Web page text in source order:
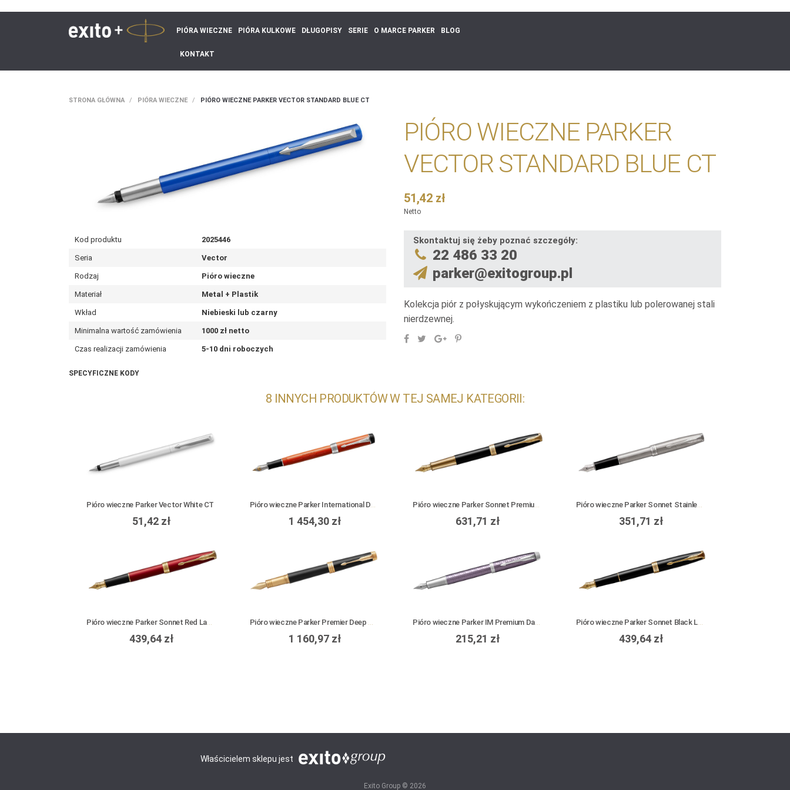
PIÓRA WIECZNE PIÓRA KULKOWE DŁUGOPISY SERIE O MARCE PARKER BLOG
KONTAKT
STRONA GŁÓWNA PIÓRA WIECZNE PIÓRO WIECZNE PARKER VECTOR STANDARD BLUE CT
PIÓRO WIECZNE PARKER
VECTOR STANDARD BLUE CT
51,42 zł
Netto
Kod produktu 2025446
Seria Vector
Rodzaj Pióro wieczne
Materiał Metal + Plastik
Wkład Niebieski lub czarny
Minimalna wartość zamówienia 1000 zł netto
Czas realizacji zamówienia 5-10 dni roboczych
SPECYFICZNE KODY
Skontaktuj się żeby poznać szczegóły:
22 486 33 20
parker@exitogroup.pl
Kolekcja piór z połyskującym wykończeniem z plastiku lub polerowanej stali
nierdzewnej.
8 INNYCH PRODUKTÓW W TEJ SAMEJ KATEGORII:
Pióro wieczne Parker Vector White CT
51,42 zł 1 454,30 zł
Pióro wieczne Parker Sonnet Premium Black Lacquer GT
631,71 zł
Pióro wieczne Parker Sonnet Stainless Steel CT
351,71 zł
Pióro wieczne Parker Sonnet Red Lacquer GT
439,64 zł
Pióro wieczne Parker Premier Deep Black Lacquer GT
1 160,97 zł
Pióro wieczne Parker IM Premium Dark Violet CT
215,21 zł
Pióro wieczne Parker Sonnet Black Lacquer GT
439,64 zł
Właścicielem sklepu jest
Exito Group © 2026